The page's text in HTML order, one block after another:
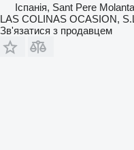
Іспанія, Sant Pere
LAS COLINAS OCASION,
Зв'язатися з продавцем